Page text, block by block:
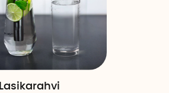
Lasikarahvi